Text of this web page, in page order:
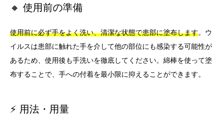
🔸 使用前の準備
使用前に必ず手をよく洗い、清潔な状態で患部に塗布します。ウ
イルスは患部に触れた手を介して他の部位にも感染する可能性が
あるため、使用後も手洗いを徹底してください。綿棒を使って塗
布することで、手への付着を最小限に抑えることができます。
⚡ 用法・用量